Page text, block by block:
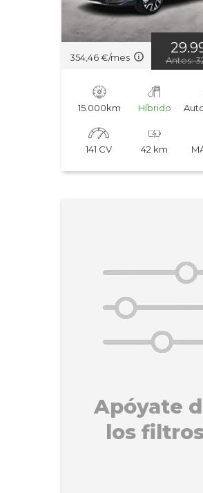
354,46 €/mes Antes:
15.000km Híbrido
141 CV 42 km
Apóyate
los